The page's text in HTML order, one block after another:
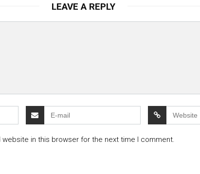
LEAVE A REPLY
website in this browser for the next time I comment.